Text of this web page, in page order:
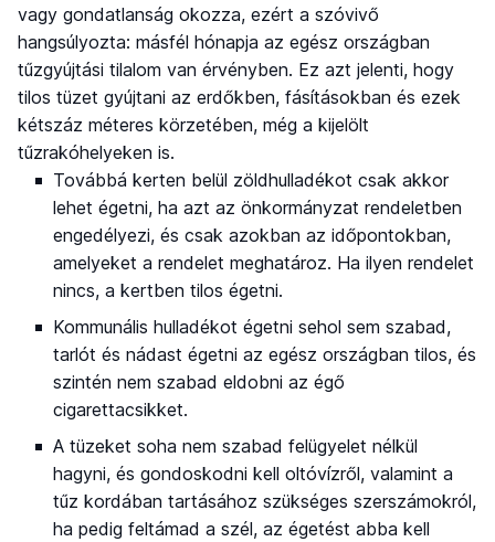
vagy gondatlanság okozza, ezért a szóvivő
hangsúlyozta: másfél hónapja az egész országban
tűzgyújtási tilalom van érvényben. Ez azt jelenti, hogy
tilos tüzet gyújtani az erdőkben, fásításokban és ezek
kétszáz méteres körzetében, még a kijelölt
tűzrakóhelyeken is.
Továbbá kerten belül zöldhulladékot csak akkor
lehet égetni, ha azt az önkormányzat rendeletben
engedélyezi, és csak azokban az időpontokban,
amelyeket a rendelet meghatároz. Ha ilyen rendelet
nincs, a kertben tilos égetni.
Kommunális hulladékot égetni sehol sem szabad,
tarlót és nádast égetni az egész országban tilos, és
szintén nem szabad eldobni az égő
cigarettacsikket.
A tüzeket soha nem szabad felügyelet nélkül
hagyni, és gondoskodni kell oltóvízről, valamint a
tűz kordában tartásához szükséges szerszámokról,
ha pedig feltámad a szél, az égetést abba kell